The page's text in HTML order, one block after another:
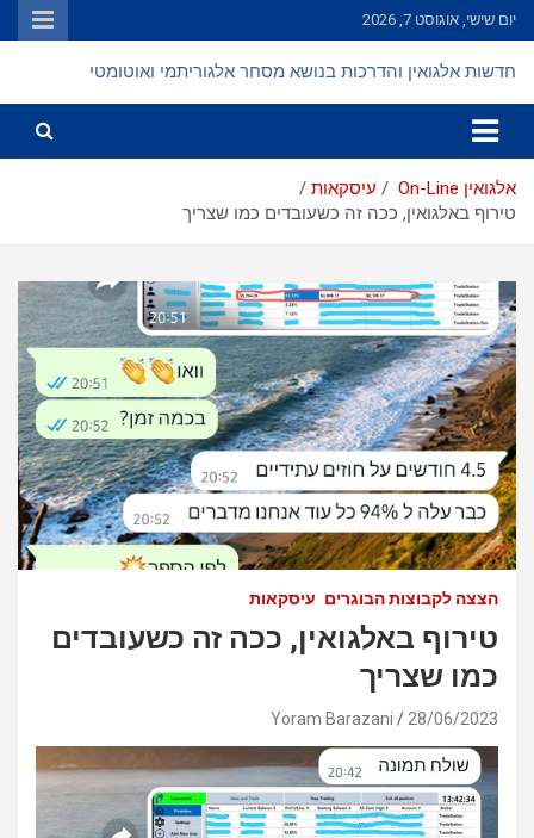
Skip
to
יום שישי, אוגוסט 7, 2026
חדשות אלגואין והדרכות בנושא מסחר אלגוריתמי ואוטומטי
אלגואין On-Line
עיסקאות
טירוף באלגואין, ככה זה כשעובדים כמו שצריך
הצצה לקבוצות הבוגרים עיסקאות
טירוף באלגואין, ככה זה כשעובדים
כמו שצריך
28/06/2023
Yoram Barazani